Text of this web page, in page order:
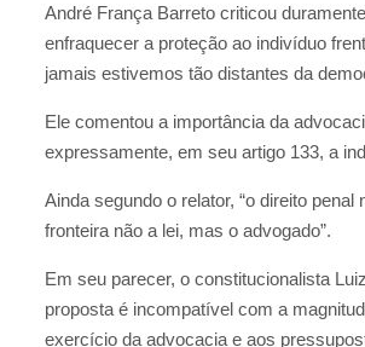
André França Barreto criticou
enfraquecer a proteção ao indivíduo
jamais estivemos tão distantes da
Ele comentou a importância da
expressamente, em seu artigo 133, a
Ainda segundo o relator, “o direito
fronteira não a lei, mas o advogado”.
Em seu parecer, o constitucionalista
proposta é incompatível com a
exercício da advocacia e aos